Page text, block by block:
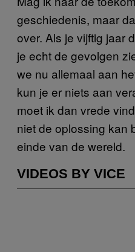
geschiedenis, maar
over. Als je vijftig jaar
je echt de gevolgen
we nu allemaal aan
kun je er niets aan
moet ik dan vrede
niet de oplossing kan
einde van de wereld.
VIDEOS BY VICE